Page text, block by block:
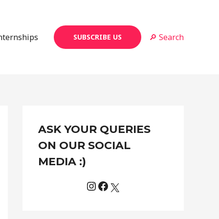
SUBSCRIBE US 🔎 Search
ASK YOUR QUERIES
ON OUR SOCIAL
MEDIA :)
a
t
e